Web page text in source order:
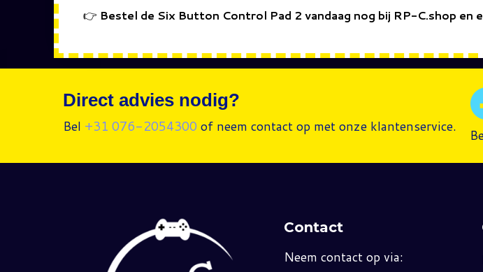
👉 Bestel de Six Button Control Pad 2 vandaag nog bij RP-C.shop en
Direct advies nodig?
Bel +31 076-2054300 of neem contact op met onze klantenservice.
Contact
Neem contact op via: